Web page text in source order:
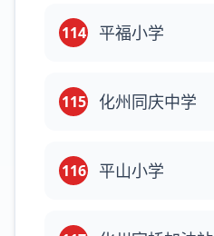
114 平福小学
115 化州同庆中学
116 平山小学